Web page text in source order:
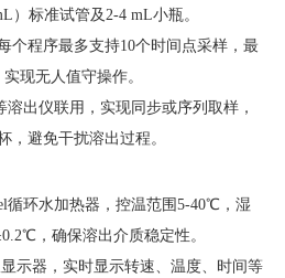
）标准试管及2-4 mL小瓶。
个程序最多支持10个时间点采样，最
现无人值守操作。
溶出仪联用，实现同步或序列取样，
，避免干扰溶出过程。
循环水加热器，控温范围5-40℃，湿
，确保溶出介质稳定性。
示器，实时显示转速、温度、时间等